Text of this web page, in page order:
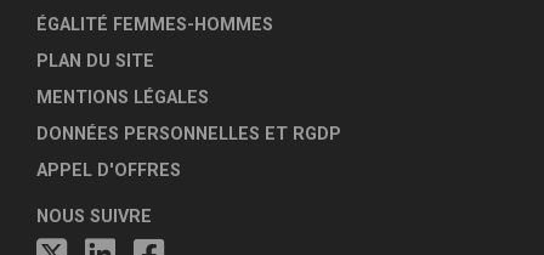
ÉGALITÉ FEMMES-HOMMES
PLAN DU SITE
MENTIONS LÉGALES
DONNÉES PERSONNELLES ET RGDP
APPEL D'OFFRES
NOUS SUIVRE